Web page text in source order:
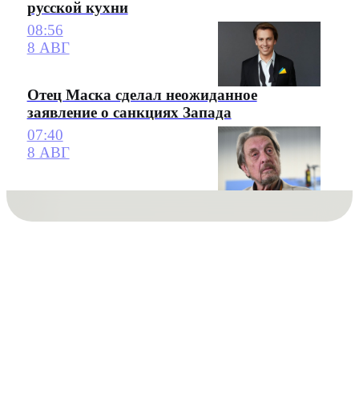
русской кухни
08:56
8 АВГ
Отец Маска сделал неожиданное
заявление о санкциях Запада
07:40
8 АВГ